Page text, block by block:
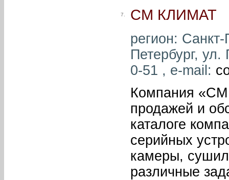
7. СМ КЛИМАТ
регион:
Петербург,
0-51 , e-mail:
Компания «СМ
продажей и
каталоге
серийных
камеры,
различные